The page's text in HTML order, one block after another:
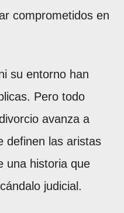
comprometidos en
su entorno han
Pero todo
avanza a
definen las aristas
una historia que
judicial.